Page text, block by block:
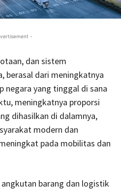
-
dan sistem
berasal dari meningkatnya
negara yang tinggal di sana
meningkatnya proporsi
dihasilkan di dalamnya,
modern dan
pada mobilitas dan
barang dan logistik